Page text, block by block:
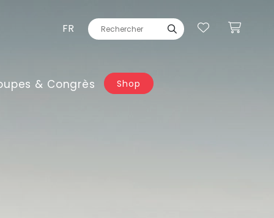
FR
& Congrès Shop